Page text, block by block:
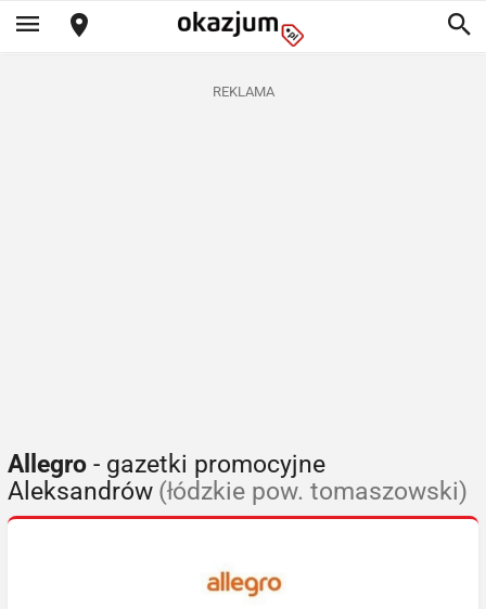
REKLAMA
Allegro - gazetki promocyjne
Aleksandrów (łódzkie pow. tomaszowski)